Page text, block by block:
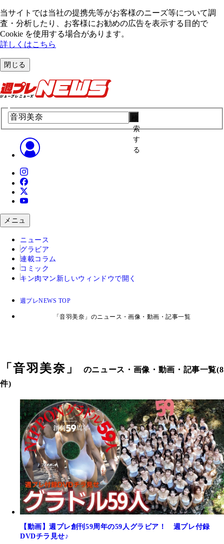
当サイトでは当社の提携先等がお客様のニーズ等について調
査・分析したり、お客様にお勧めの広告を表⽰する⽬的で
Cookie を使⽤する場合があります。
詳しくはこちら
閉じる
索
す
る
メニュ
ニュース
グラビア
連載コラム
コミック
キン肉マン 新しいウィンドウで開く
週プレNEWS TOP
「音羽美奈」のニュース・画像・動画・記事一覧
「音羽美奈 」
のニュース・画像・動画・記事一覧(8
件)
【動画】週プレ創刊59周年の59人グラビア！ 週プレ付録
DVDチラ見せ♪